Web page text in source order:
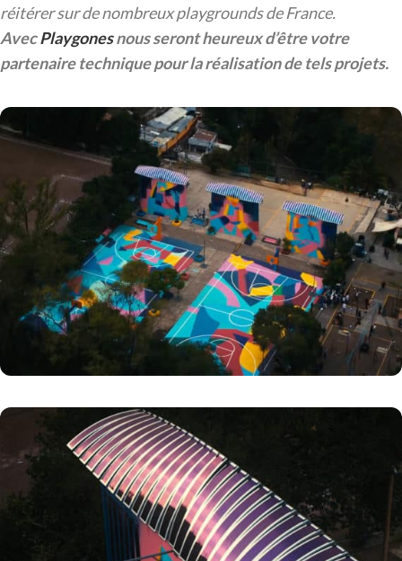
réitérer sur de nombreux playgrounds de France.
AvecPlaygonesnous seront heureux d’être votre
partenaire technique pour la réalisation de tels projets.